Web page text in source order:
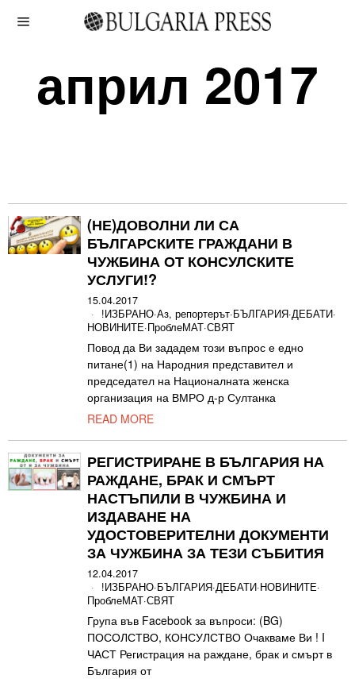
април 2017
(НЕ)ДОВОЛНИ ЛИ СА
БЪЛГАРСКИТЕ ГРАЖДАНИ В
ЧУЖБИНА ОТ КОНСУЛСКИТЕ
УСЛУГИ!?
15.04.2017
!ИЗБРАНО·Аз, репортерът·БЪЛГАРИЯ·ДЕБАТИ·
НОВИНИТЕ·ПроблеМАТ·СВЯТ
Повод да Ви зададем този въпрос е едно
питане(1) на Народния представител и
председател на Националната женска
организация на ВМРО д-р Султанка
READ MORE
РЕГИСТРИРАНЕ В БЪЛГАРИЯ НА
РАЖДАНЕ, БРАК И СМЪРТ
НАСТЪПИЛИ В ЧУЖБИНА И
ИЗДАВАНЕ НА
УДОСТОВЕРИТЕЛНИ ДОКУМЕНТИ
ЗА ЧУЖБИНА ЗА ТЕЗИ СЪБИТИЯ
12.04.2017
!ИЗБРАНО·БЪЛГАРИЯ·ДЕБАТИ·НОВИНИТЕ·
ПроблеМАТ·СВЯТ
Група във Facebook за въпроси: (BG)
ПОСОЛСТВО, КОНСУЛСТВО Очакваме Ви ! I
ЧАСТ Регистрация на раждане, брак и смърт в
България от